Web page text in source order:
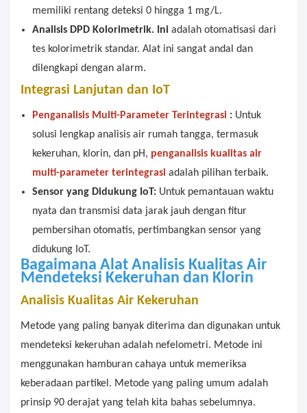
memiliki rentang deteksi 0 hingga 1 mg/L.
Analisis DPD Kolorimetrik. Ini adalah otomatisasi dari
tes kolorimetrik standar. Alat ini sangat andal dan
dilengkapi dengan alarm.
Integrasi Lanjutan dan IoT
Penganalisis Multi-Parameter Terintegrasi: Untuk
solusi lengkap analisis air rumah tangga, termasuk
kekeruhan, klorin, dan pH, penganalisis kualitas air
multi-parameter terintegrasiadalah pilihan terbaik.
Sensor yang Didukung IoT: Untuk pemantauan waktu
nyata dan transmisi data jarak jauh dengan fitur
pembersihan otomatis, pertimbangkan sensor yang
didukung IoT.
Bagaimana Alat Analisis Kualitas Air
Mendeteksi Kekeruhan dan Klorin
Analisis Kualitas Air Kekeruhan
Metode yang paling banyak diterima dan digunakan untuk
mendeteksi kekeruhan adalah nefelometri. Metode ini
menggunakan hamburan cahaya untuk memeriksa
keberadaan partikel. Metode yang paling umum adalah
prinsip 90 derajat yang telah kita bahas sebelumnya.